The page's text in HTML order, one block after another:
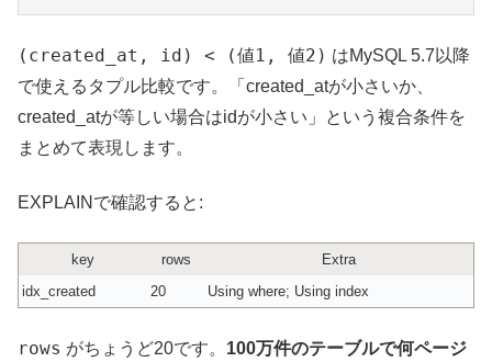
(created_at, id) < (値1, 値2) はMySQL 5.7以降
で使えるタプル比較です。「created_atが小さいか、
created_atが等しい場合はidが小さい」という複合条件を
まとめて表現します。
EXPLAINで確認すると:
key rows
Extra
idx_created
20 Using where; Using index
rows がちょうど20です。 100万件のテーブルで何ページ